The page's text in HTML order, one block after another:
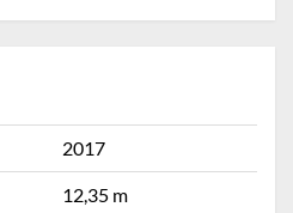
2017
12,35 m